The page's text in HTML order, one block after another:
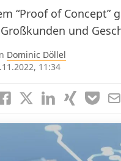
“Proof of Concept”
und
Dominic Döllel
11:34